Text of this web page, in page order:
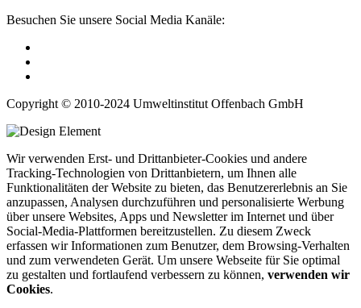
Besuchen Sie unsere Social Media Kanäle:
Copyright © 2010-2024 Umweltinstitut Offenbach GmbH
Wir verwenden Erst- und Drittanbieter-Cookies und andere
Tracking-Technologien von Drittanbietern, um Ihnen alle
Funktionalitäten der Website zu bieten, das Benutzererlebnis an Sie
anzupassen, Analysen durchzuführen und personalisierte Werbung
über unsere Websites, Apps und Newsletter im Internet und über
Social-Media-Plattformen bereitzustellen. Zu diesem Zweck
erfassen wir Informationen zum Benutzer, dem Browsing-Verhalten
und zum verwendeten Gerät. Um unsere Webseite für Sie optimal
zu gestalten und fortlaufend verbessern zu können, verwenden wir
Cookies.